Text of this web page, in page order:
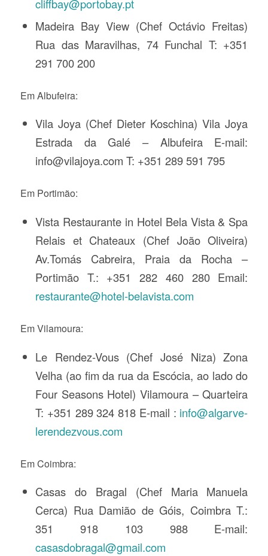
cliffbay@portobay.pt
Madeira Bay View (Chef Octávio Freitas)
Rua das Maravilhas, 74 Funchal T: +351
291 700 200
Em Albufeira:
Vila Joya (Chef Dieter Koschina) Vila Joya
Estrada da Galé – Albufeira E-mail:
info@vilajoya.com T: +351 289 591 795
Em Portimão:
Vista Restaurante in Hotel Bela Vista & Spa
Relais et Chateaux (Chef João Oliveira)
Av.Tomás Cabreira, Praia da Rocha –
Portimão T.: +351 282 460 280 Email:
restaurante@hotel-belavista.com
Em Vilamoura:
Le Rendez-Vous (Chef José Niza) Zona
Velha (ao fim da rua da Escócia, ao lado do
Four Seasons Hotel) Vilamoura – Quarteira
T: +351 289 324 818 E-mail : info@algarve-
lerendezvous.com
Em Coimbra:
Casas do Bragal (Chef Maria Manuela
Cerca) Rua Damião de Góis, Coimbra T.:
351 918 103 988 E-mail:
casasdobragal@gmail.com